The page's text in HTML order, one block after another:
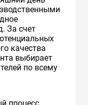
За счет
качества
выбирает
по всему